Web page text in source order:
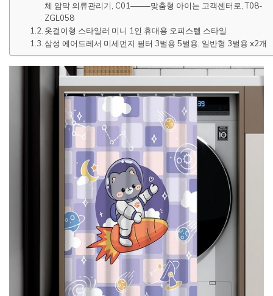
체 암막 의류관리기, C01——–맞춤형 아이는 고객센터로, T08-
ZGL058
옷걸이형 스타일러 미니 1인 휴대용 오피스텔 스타일
삼성 에어드레서 미세먼지 필터 3벌용 5벌용, 일반형 3벌용 x2개